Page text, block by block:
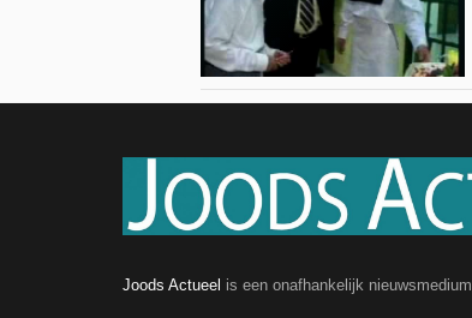
Joods Actueel is een onafhankelijk nieuwsmedium.